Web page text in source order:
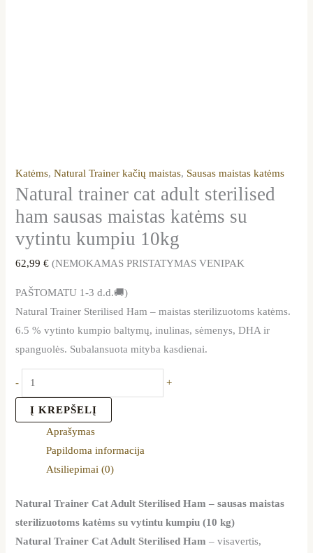
Katėms,Natural Trainer kačių maistas, Sausas maistas katėms
Natural trainer cat adult sterilised
ham sausas maistas katėms su
vytintu kumpiu 10kg
62,99€ (NEMOKAMAS PRISTATYMAS VENIPAK
PAŠTOMATU 1-3 d.d.🚚)
Natural Trainer Sterilised Ham – maistas sterilizuotoms katėms.
6.5 % vytinto kumpio baltymų, inulinas, sėmenys, DHA ir
spanguolės. Subalansuota mityba kasdienai.
- +
Į KREPŠELĮ
Aprašymas
Papildoma informacija
Atsiliepimai (0)
Natural Trainer Cat Adult Sterilised Ham – sausas maistas
sterilizuotoms katėms su vytintu kumpiu (10 kg)
Natural Trainer Cat Adult Sterilised Ham – visavertis,